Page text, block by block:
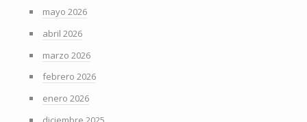
mayo 2026
abril 2026
marzo 2026
febrero 2026
enero 2026